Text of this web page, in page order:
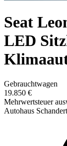
Seat
LED
Gebrauchtwagen
19.850 €
Mehrwertsteuer
Autohaus